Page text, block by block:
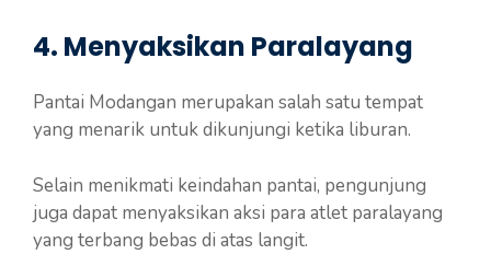
4. Menyaksikan Paralayang
Pantai Modangan merupakan salah satu tempat
yang menarik untuk dikunjungi ketika liburan.
Selain menikmati keindahan pantai, pengunjung
juga dapat menyaksikan aksi para atlet paralayang
yang terbang bebas di atas langit.